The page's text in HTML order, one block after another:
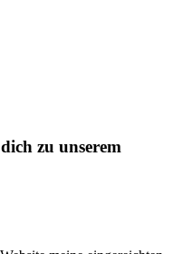
zu unserem